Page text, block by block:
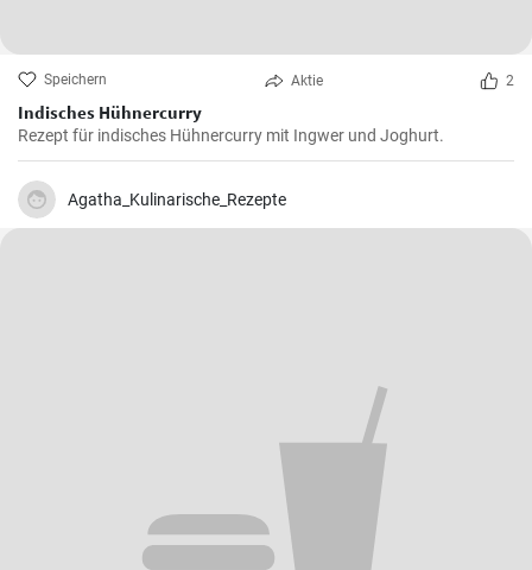
Speichern Aktie 2
Indisches Hühnercurry
Rezept für indisches Hühnercurry mit Ingwer und Joghurt.
Agatha_Kulinarische_Rezepte